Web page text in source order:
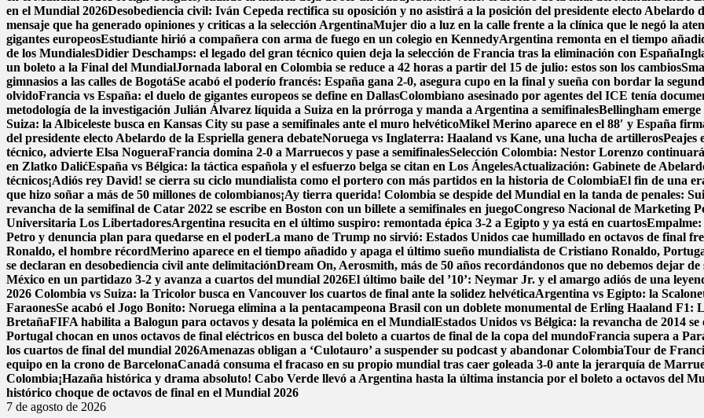
en el Mundial 2026Desobediencia civil: Iván Cepeda rectifica su oposición y no asistirá a la posición del presidente electo Abelardo
mensaje que ha generado opiniones y criticas a la selección ArgentinaMujer dio a luz en la calle frente a la clínica que le negó la
gigantes europeosEstudiante hirió a compañera con arma de fuego en un colegio en KennedyArgentina remonta en el tiempo
de los MundialesDidier Deschamps: el legado del gran técnico quien deja la selección de Francia tras la eliminación con España
un boleto a la Final del MundialJornada laboral en Colombia se reduce a 42 horas a partir del 15 de julio: estos son los cambios
gimnasios a las calles de BogotáSe acabó el poderío francés: España gana 2-0, asegura cupo en la final y sueña con bordar la
olvidoFrancia vs España: el duelo de gigantes europeos se define en DallasColombiano asesinado por agentes del ICE tenía
metodología de la investigación Julián Álvarez líquida a Suiza en la prórroga y manda a Argentina a semifinalesBellingham
Suiza: la Albiceleste busca en Kansas City su pase a semifinales ante el muro helvéticoMikel Merino aparece en el 88′ y España
del presidente electo Abelardo de la Espriella genera debateNoruega vs Inglaterra: Haaland vs Kane, una lucha de artillerosPeajes
técnico, advierte Elsa NogueraFrancia domina 2-0 a Marruecos y pase a semifinalesSelección Colombia: Nestor Lorenzo
en Zlatko DalićEspaña vs Bélgica: la táctica española y el esfuerzo belga se citan en Los ÁngelesActualización: Gabinete de
técnicos¡Adiós rey David! se cierra su ciclo mundialista como el portero con más partidos en la historia de ColombiaEl fin de una
que hizo soñar a más de 50 millones de colombianos¡Ay tierra querida! Colombia se despide del Mundial en la tanda de penales:
revancha de la semifinal de Catar 2022 se escribe en Boston con un billete a semifinales en juegoCongreso Nacional de Marketing
Universitaria Los LibertadoresArgentina resucita en el último suspiro: remontada épica 3-2 a Egipto y ya está en cuartosEmpalme:
Petro y denuncia plan para quedarse en el poderLa mano de Trump no sirvió: Estados Unidos cae humillado en octavos de final
Ronaldo, el hombre récordMerino aparece en el tiempo añadido y apaga el último sueño mundialista de Cristiano Ronaldo,
se declaran en desobediencia civil ante delimitaciónDream On, Aerosmith, más de 50 años recordándonos que no debemos dejar de
México en un partidazo 3-2 y avanza a cuartos del mundial 2026El último baile del ’10’: Neymar Jr. y el amargo adiós de una
2026 Colombia vs Suiza: la Tricolor busca en Vancouver los cuartos de final ante la solidez helvéticaArgentina vs Egipto: la
FaraonesSe acabó el Jogo Bonito: Noruega elimina a la pentacampeona Brasil con un doblete monumental de Erling Haaland F1:
BretañaFIFA habilita a Balogun para octavos y desata la polémica en el MundialEstados Unidos vs Bélgica: la revancha de 2014
Portugal chocan en unos octavos de final eléctricos en busca del boleto a cuartos de final de la copa del mundoFrancia supera a
los cuartos de final del mundial 2026Amenazas obligan a ‘Culotauro’ a suspender su podcast y abandonar ColombiaTour de
equipo en la crono de BarcelonaCanadá consuma el fracaso en su propio mundial tras caer goleada 3-0 ante la jerarquía de
Colombia¡Hazaña histórica y drama absoluto! Cabo Verde llevó a Argentina hasta la última instancia por el boleto a octavos del
histórico choque de octavos de final en el Mundial 2026
7 de agosto de 2026